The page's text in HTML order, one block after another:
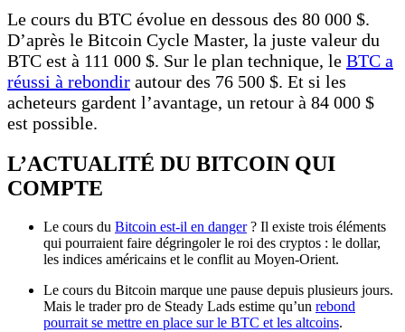
Le cours du BTC évolue en dessous des 80 000 $.
D’après le Bitcoin Cycle Master, la juste valeur du
BTC est à 111 000 $. Sur le plan technique, le BTC a
réussi à rebondir autour des 76 500 $. Et si les
acheteurs gardent l’avantage, un retour à 84 000 $
est possible.
L’ACTUALITÉ DU BITCOIN QUI
COMPTE
Le cours du Bitcoin est-il en danger? Il existe trois éléments
qui pourraient faire dégringoler le roi des cryptos : le dollar,
les indices américains et le conflit au Moyen-Orient.
Le cours du Bitcoin marque une pause depuis plusieurs jours.
Mais le trader pro de Steady Lads estime qu’un rebond
pourrait se mettre en place sur le BTC et les altcoins.